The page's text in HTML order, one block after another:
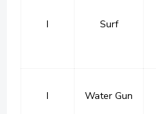
I Surf
I Water Gun